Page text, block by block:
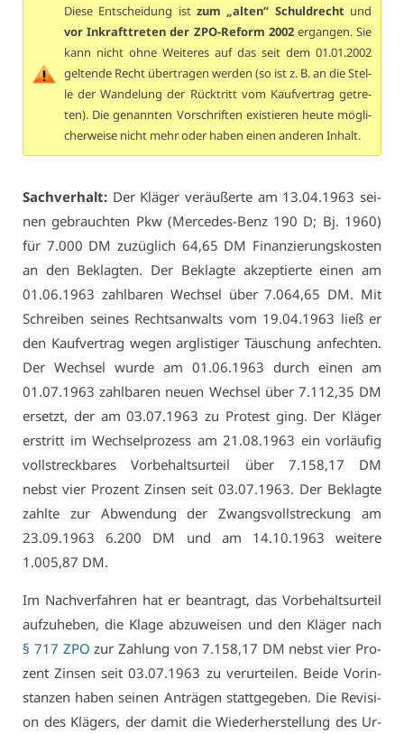
Die­se Ent­schei­dung ist zum „al­ten“ Schuld­rechtund
vor In­kraft­tre­ten der ZPO-Re­form 2002er­gan­gen. Sie
kann nicht oh­ne Wei­te­res auf das seit dem 01.01.2002
gel­ten­de Recht über­tra­gen wer­den (so ist z. B. an die Stel­
le der Wan­de­lung der Rück­tritt vom Kauf­ver­trag ge­tre­
ten). Die ge­nann­ten Vor­schrif­ten exis­tie­ren heu­te mög­li­
cher­wei­se nicht mehr oder ha­ben ei­nen an­de­ren In­halt.
Sach­ver­halt: Der Klä­ger ver­äu­ßer­te am 13.04.1963 sei­
nen ge­brauch­ten Pkw (Mer­ce­des-Benz 190 D; Bj. 1960)
für 7.000 DM zu­züg­lich 64,65 DM Fi­nan­zie­rungs­kos­ten
an den Be­klag­ten. Der Be­klag­te ak­zep­tier­te ei­nen am
01.06.1963 zahl­ba­ren Wech­sel über 7.064,65 DM. Mit
Schrei­ben sei­nes Rechts­an­walts vom 19.04.1963 ließ er
den Kauf­ver­trag we­gen arg­lis­ti­ger Täu­schung an­fech­ten.
Der Wech­sel wur­de am 01.06.1963 durch ei­nen am
01.07.1963 zahl­ba­ren neu­en Wech­sel über 7.112,35 DM
er­setzt, der am 03.07.1963 zu Pro­test ging. Der Klä­ger
erstritt im Wech­sel­pro­zess am 21.08.1963 ein vor­läu­fig
voll­streck­ba­res Vor­be­halts­ur­teil über 7.158,17 DM
nebst vier Pro­zent Zin­sen seit 03.07.1963. Der Be­klag­te
zahl­te zur Ab­wen­dung der Zwangs­voll­stre­ckung am
23.09.1963 6.200 DM und am 14.10.1963 wei­te­re
1.005,87 DM.
Im Nach­ver­fah­ren hat er be­an­tragt, das Vor­be­halts­ur­teil
auf­zu­he­ben, die Kla­ge ab­zu­wei­sen und den Klä­ger nach
§ 717 ZPO zur Zah­lung von 7.158,17 DM nebst vier Pro­
zent Zin­sen seit 03.07.1963 zu ver­ur­tei­len. Bei­de Vor­in­
stan­zen ha­ben sei­nen An­trä­gen statt­ge­ge­ben. Die Re­vi­si­
on des Klä­gers, der da­mit die Wie­der­her­stel­lung des Ur­